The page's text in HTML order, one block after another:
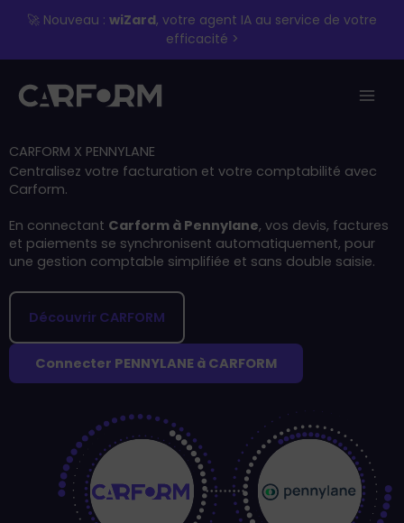
🚀 Nouveau : wiZard, votre agent IA au service de votre
efficacité >
CARFORM X PENNYLANE
Centralisez votre facturation et votre comptabilité avec
Carform.
En connectant Carform à Pennylane, vos devis, factures
et paiements se synchronisent automatiquement, pour
une gestion comptable simplifiée et sans double saisie.
Découvrir CARFORM
Connecter PENNYLANE à CARFORM